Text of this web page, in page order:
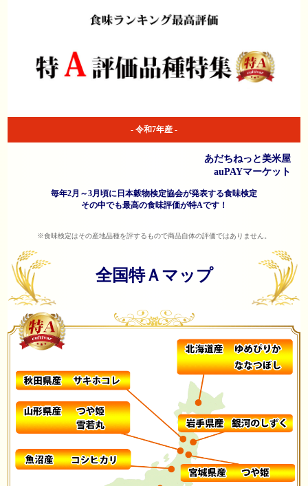
- 令和7年産 -
あだちねっと美米屋
auPAYマーケット
毎年2月～3月頃に日本穀物検定協会が発表する食味検定
その中でも最高の食味評価が特Aです！
※食味検定はその産地品種を評するもので商品自体の評価ではありません。
全国特Ａマップ